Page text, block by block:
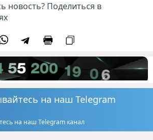
новость? Поделиться в
на наш Telegram
на наш Telegram канал